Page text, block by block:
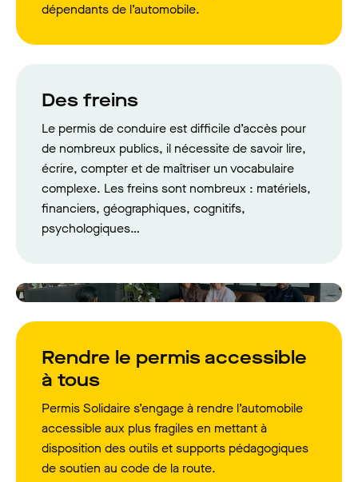
dépendants de l’automobile.
Des freins
Le permis de conduire est difficile d’accès pour
de nombreux publics, il nécessite de savoir lire,
écrire, compter et de maîtriser un vocabulaire
complexe. Les freins sont nombreux : matériels,
financiers, géographiques, cognitifs,
psychologiques…
Rendre le permis accessible
à tous
Permis Solidaire s’engage à rendre l’automobile
accessible aux plus fragiles en mettant à
disposition des outils et supports pédagogiques
de soutien au code de la route.